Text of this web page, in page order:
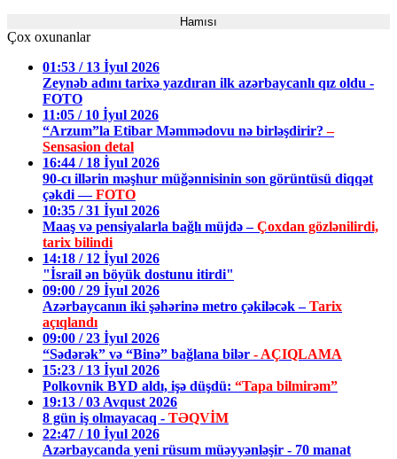
Hamısı
Çox oxunanlar
01:53 / 13 İyul 2026
Zeynəb adını tarixə yazdıran ilk azərbaycanlı qız oldu -
FOTO
11:05 / 10 İyul 2026
“Arzum”la Etibar Məmmədovu nə birləşdirir?–
Sensasion detal
16:44 / 18 İyul 2026
90-cı illərin məşhur müğənnisinin son görüntüsü diqqət
çəkdi —FOTO
10:35 / 31 İyul 2026
Maaş və pensiyalarla bağlı müjdə –Çoxdan gözlənilirdi,
tarix bilindi
14:18 / 12 İyul 2026
"İsrail ən böyük dostunu itirdi"
09:00 / 29 İyul 2026
Azərbaycanın iki şəhərinə metro çəkiləcək –Tarix
açıqlandı
09:00 / 23 İyul 2026
“Sədərək” və “Binə” bağlana bilər - AÇIQLAMA
15:23 / 13 İyul 2026
Polkovnik BYD aldı, işə düşdü: “Tapa bilmirəm”
19:13 / 03 Avqust 2026
8 gün iş olmayacaq - TƏQVİM
22:47 / 10 İyul 2026
Azərbaycanda yeni rüsum müəyyənləşir - 70 manat